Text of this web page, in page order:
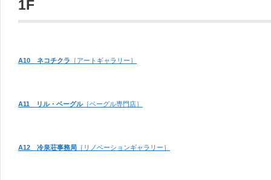
1F
A10 ネコチクラ ［アートギャラリー］
A11 リル・ベーグル［ベーグル専門店］
A12 冷泉荘事務局 ［リノベーションギャラリー］